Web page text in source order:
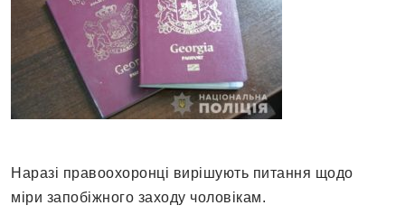
Наразі правоохоронці вирішують питання щодо
міри запобіжного заходу чоловікам.